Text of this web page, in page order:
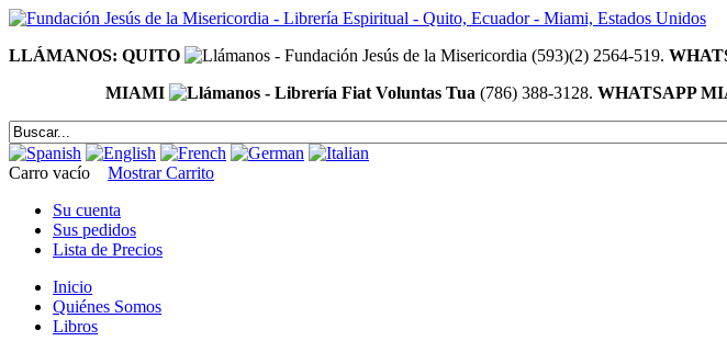
LLÁMANOS: QUITO (593)(2) 2564-519.
MIAMI
(786) 388-3128. WHATSAPP
Carro vacío
Mostrar Carrito
Su cuenta
Sus pedidos
Lista de Precios
Inicio
Quiénes Somos
Libros